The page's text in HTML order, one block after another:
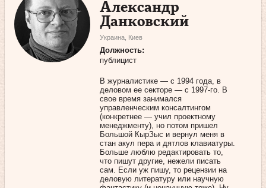
Александр
Данковский
Украина, Киев
Должность:
публицист
В журналистике — с 1994 года, в
деловом ее секторе — с 1997-го. В
свое время занимался
управленческим консалтингом
(конкретнее — учил проектному
менеджменту), но потом пришел
Большой КырЗыс и вернул меня в
стан акул пера и дятлов клавиатуры.
Больше люблю редактировать то,
что пишут другие, нежели писать
сам. Если уж пишу, то рецензии на
деловую литературу или научную